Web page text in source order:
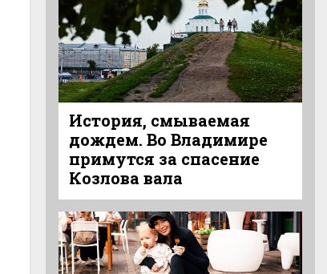
История, смываемая
дождем. Во Владимире
примутся за спасение
Козлова вала